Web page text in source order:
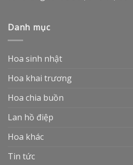
Danh mục
Hoa sinh nhật
Hoa khai trương
Hoa chia buồn
Lan hồ điệp
Hoa khác
Tin tức